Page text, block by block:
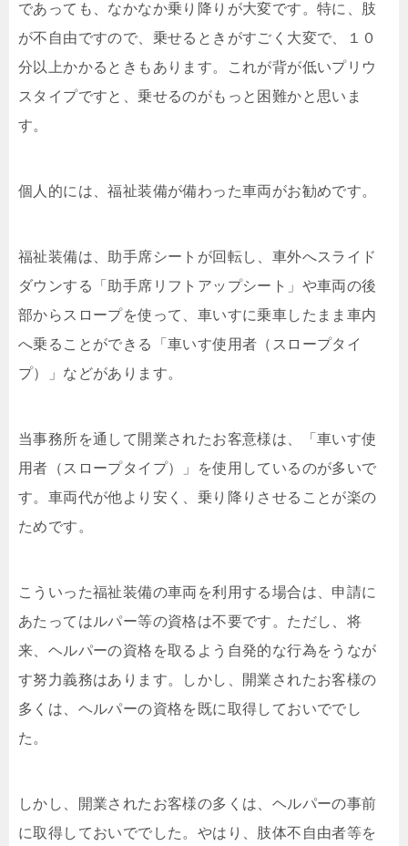
であっても、なかなか乗り降りが大変です。特に、肢
が不自由ですので、乗せるときがすごく大変で、１０
分以上かかるときもあります。これが背が低いプリウ
スタイプですと、乗せるのがもっと困難かと思いま
す。
個人的には、福祉装備が備わった車両がお勧めです。
福祉装備は、助手席シートが回転し、車外へスライド
ダウンする「助手席リフトアップシート」や車両の後
部からスロープを使って、車いすに乗車したまま車内
へ乗ることができる「車いす使用者（スロープタイ
プ）」などがあります。
当事務所を通して開業されたお客意様は、「車いす使
用者（スロープタイプ）」を使用しているのが多いで
す。車両代が他より安く、乗り降りさせることが楽の
ためです。
こういった福祉装備の車両を利用する場合は、申請に
あたってはルパー等の資格は不要です。ただし、将
来、ヘルパーの資格を取るよう自発的な行為をうなが
す努力義務はあります。しかし、開業されたお客様の
多くは、ヘルパーの資格を既に取得しておいででし
た。
しかし、開業されたお客様の多くは、ヘルパーの事前
に取得しておいででした。やはり、肢体不自由者等を